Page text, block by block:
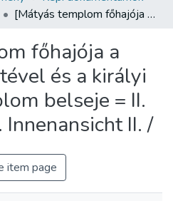
[Mátyás templom főhajója a szentély részletével és a királyi karzattal] templom belseje = II. Matthiaskirche. Innenansicht II. /
főhajója a
és a királyi
belseje = II.
II. /
item page